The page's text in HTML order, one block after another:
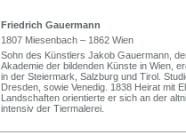
Friedrich Gauermann
1807 Miesenbach – 1862 Wien
Sohn des Künstlers Jakob Gauermann,
Akademie der bildenden Künste in Wien,
in der Steiermark, Salzburg und Tirol.
Dresden, sowie Venedig. 1838 Heirat mit
Landschaften orientierte er sich an der
intensiv der Tiermalerei.